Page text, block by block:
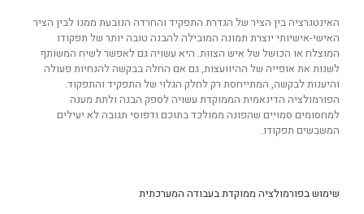
האינטגרציה בין הציר של הגדרת התפקיד והחרדה הנובעת ממנו לבין הציר
האישי-אישיותי יוצרת תמונה המובילה להבנה טובה יותר של תפקודו
המוצלח או הכושל של איש הצוות. היא עשויה גם לאפשר לשיח המשותף
לשנות את אופייה של ההיוועצות, גם אם החלה בבקשה להנחיות פעולה
והיענות לבקשה, המתייחסת רק לחלק הגלוי של התפקיד והתפקוד.
הפורמולציה הדינאמית הממוקדת עשויה לספק הבנה ולתת מענה
למחסומים סמויים שהפונה ממולכד בתוכם ודפוסי תגובה לא יעילים
המשבשים תפקודו.
שימוש בפורמולציה ממוקדת בעבודה המערכתית